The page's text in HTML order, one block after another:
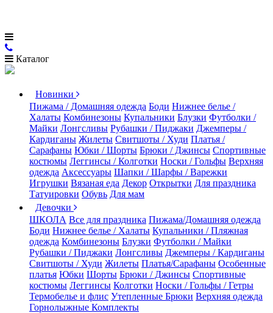
Каталог
Новинки
Пижама / Домашняя одежда Боди Нижнее белье /
Халаты Комбинезоны Купальники Блузки Футболки /
Майки Лонгсливы Рубашки / Пиджаки Джемперы /
Кардиганы Жилеты Свитшоты / Худи Платья /
Сарафаны Юбки / Шорты Брюки / Джинсы Спортивные
костюмы Леггинсы / Колготки Носки / Гольфы Верхняя
одежда Аксессуары Шапки / Шарфы / Варежки
Игрушки Вязаная еда Декор Открытки Для праздника
Татуировки Обувь Для мам
Девочки
ШКОЛА Все для праздника Пижама/Домашняя одежда
Боди Нижнее белье / Халаты Купальники / Пляжная
одежда Комбинезоны Блузки Футболки / Майки
Рубашки / Пиджаки Лонгсливы Джемперы / Кардиганы
Свитшоты / Худи Жилеты Платья/Сарафаны Особенные
платья Юбки Шорты Брюки / Джинсы Спортивные
костюмы Леггинсы Колготки Носки / Гольфы / Гетры
Термобелье и флис Утепленные Брюки Верхняя одежда
Горнолыжные Комплекты